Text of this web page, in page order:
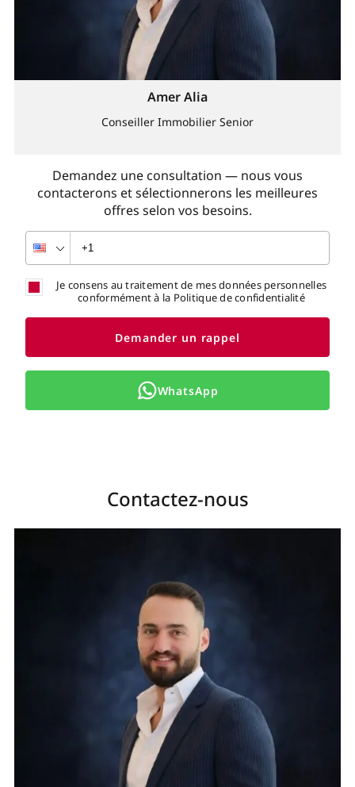
Demandez une consultation — nous vous
contacterons et sélectionnerons les meilleures
offres selon vos besoins.
Amer Alia
Conseiller Immobilier Senior
Je consens au traitement de mes données personnelles
conformément à la Politique de confidentialité
Demander un rappel
WhatsApp
Contactez-nous